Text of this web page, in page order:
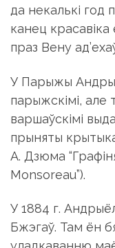
да некалькі
канец
праз Вену
У Парыжы
парыжскімі, але
варшаўскімі
прыняты
А. Дзюма
Monsoreau”).
У 1884 г.
Бжэгаў. Там ён